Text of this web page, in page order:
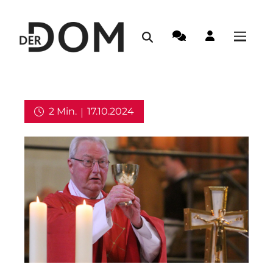
2 Min.
17.10.2024